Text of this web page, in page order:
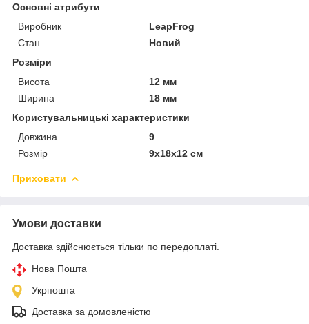
Основні атрибути
Виробник
LeapFrog
Стан
Новий
Розміри
Висота
12 мм
Ширина
18 мм
Користувальницькі характеристики
Довжина
9
Розмір
9x18x12 см
Приховати
Умови доставки
Доставка здійснюється тільки по передоплаті.
Нова Пошта
Укрпошта
Доставка за домовленістю